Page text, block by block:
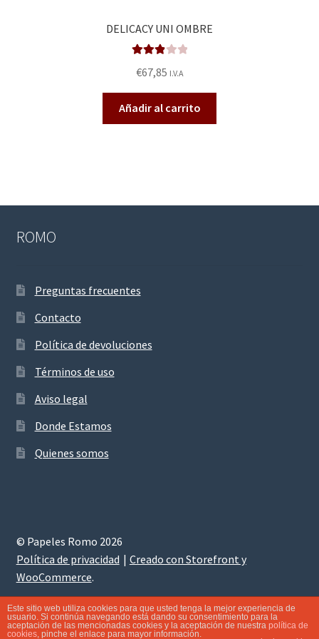
DELICACY UNI OMBRE
o en
2.92de
5
€67,85 I.V.A
Añadir al carrito
ROMO
Preguntas frecuentes
Contacto
Política de devoluciones
Términos de uso
Aviso legal
Donde Estamos
Quienes somos
© Papeles Romo 2026
Política de privacidad
Creado con Storefront y
WooCommerce.
0
Este sitio web utiliza cookies para que usted tenga la mejor experiencia de
usuario. Si continúa navegando está dando su consentimiento para la
aceptación de las mencionadas cookies y la aceptación de nuestra política de
cookies, pinche el enlace para mayor información.